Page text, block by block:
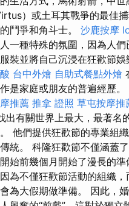
）或土耳其戰爭的最佳
鬥爭和角斗士。 沙鹿按摩
一種特殊的氛圍，因為人
裝並將自己沉浸在狂歡節娛
台中外燴 自助式餐點外燴
是家庭或朋友的普遍經歷。
推薦 推拿 證照 草屯按摩推
出有關世界上最大，最著名
他們提供狂歡節的專業組
統。 科隆狂歡節不僅涵蓋
始前幾個月開始了漫長的
為不僅狂歡節活動的組織
為大假期做準備。 因此，